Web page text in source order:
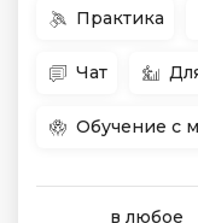
Практика
Чат
Обучение с
в любое